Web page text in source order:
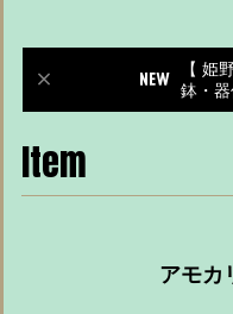
【 姫
鉢・
Item
アモカ